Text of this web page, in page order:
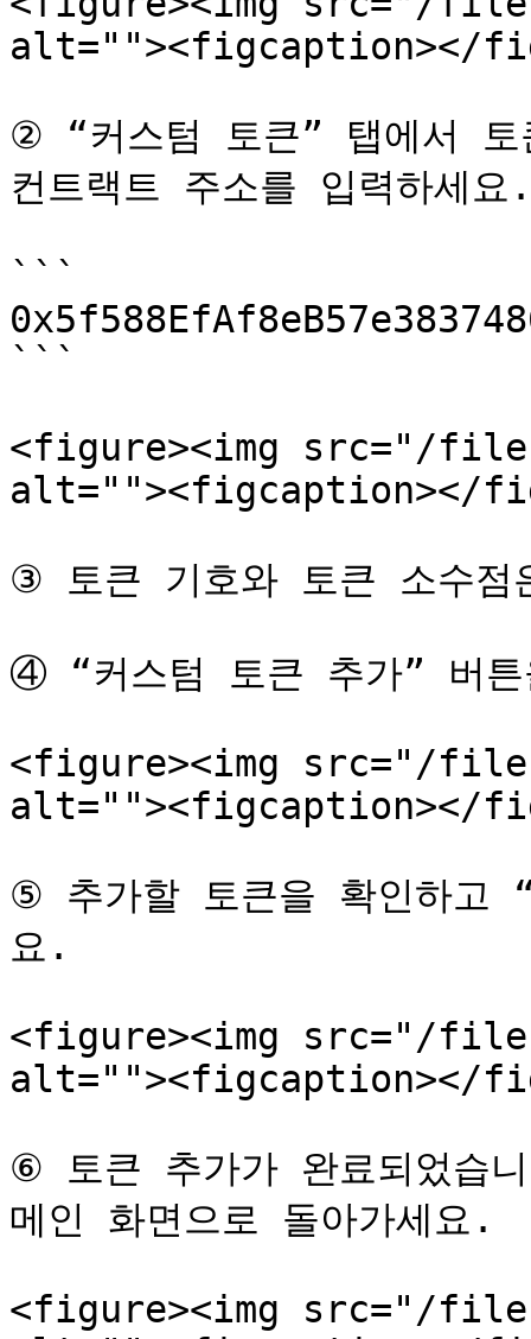
alt=""><figcaption></
② “커스텀 토큰” 탭에서 토
컨트랙트 주소를 입력하세요.
```
```
<figure><img src="/files/
alt=""><figcaption></
③ 토큰 기호와 토큰 소수점
④ “커스텀 토큰 추가” 버튼
<figure><img src="/files/
alt=""><figcaption></
⑤ 추가할 토큰을 확인하고
요.
<figure><img src="/files/
alt=""><figcaption></
⑥ 토큰 추가가 완료되었습
메인 화면으로 돌아가세요.
<figure><img src="/files/